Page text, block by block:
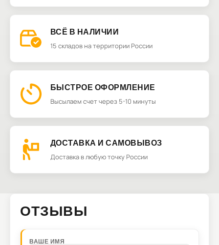
ВСЁ В НАЛИЧИИ
15 складов на территории России
БЫСТРОЕ ОФОРМЛЕНИЕ
Высылаем счет через 5-10 минуты
ДОСТАВКА И САМОВЫВОЗ
Доставка в любую точку России
ОТЗЫВЫ
ВАШЕ ИМЯ